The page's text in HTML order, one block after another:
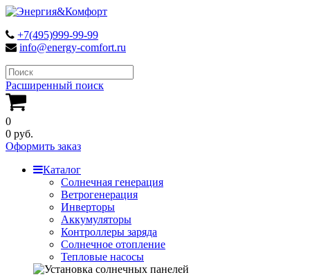
+7(495)999-99-99
info@energy-comfort.ru
Расширенный поиск
0
0 руб.
Оформить заказ
Каталог
Солнечная генерация
Ветрогенерация
Инверторы
Аккумуляторы
Контроллеры заряда
Солнечное отопление
Тепловые насосы